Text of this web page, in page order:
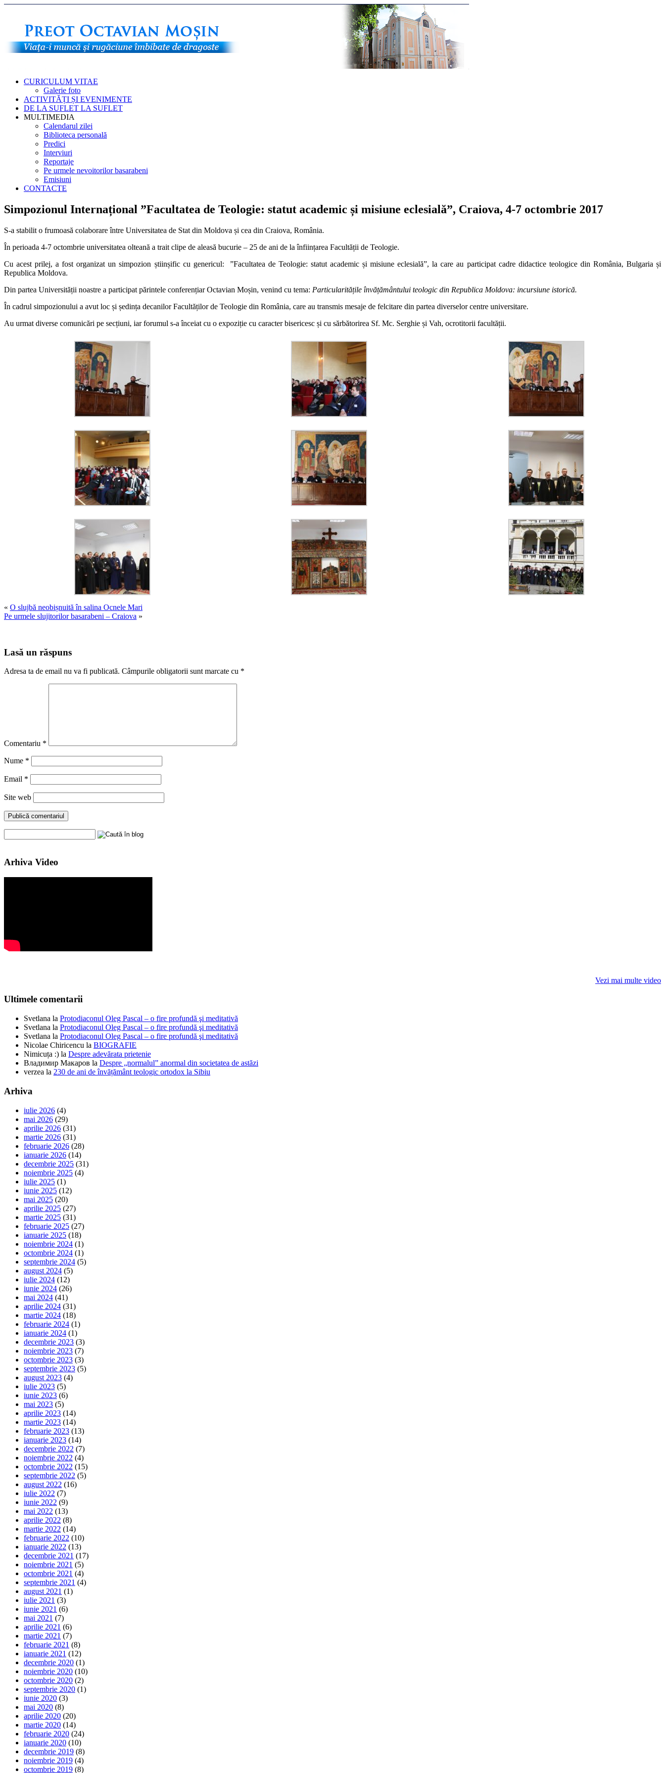
CURICULUM VITAE
Galerie foto
ACTIVITĂȚI ȘI EVENIMENTE
DE LA SUFLET LA SUFLET
MULTIMEDIA
Calendarul zilei
Biblioteca personală
Predici
Interviuri
Reportaje
Pe urmele nevoitorilor basarabeni
Emisiuni
CONTACTE
Simpozionul Internațional ”Facultatea de Teologie: statut academic și misiune eclesială”, Craiova, 4-7 octombrie 2017
S-a stabilit o frumoasă colaborare între Universitatea de Stat din Moldova și cea din Craiova, România.
În perioada 4-7 octombrie universitatea olteană a trait clipe de aleasă bucurie – 25 de ani de la înființarea Facultății de Teologie.
Cu acest prilej, a fost organizat un simpozion știinșific cu genericul: ”Facultatea de Teologie: statut academic și misiune eclesială”, la care au participat cadre didactice teologice din România, Bulgaria și
Republica Moldova.
Din partea Universității noastre a participat părintele conferențiar Octavian Moșin, venind cu tema: Particularitățile învățământului teologic din Republica Moldova: incursiune istorică.
În cadrul simpozionului a avut loc și ședința decanilor Facultăților de Teologie din România, care au transmis mesaje de felcitare din partea diverselor centre universitare.
Au urmat diverse comunicări pe secțiuni, iar forumul s-a înceiat cu o expoziție cu caracter bisericesc și cu sărbătorirea Sf. Mc. Serghie și Vah, ocrotitorii facultății.
« O slujbă neobișnuită în salina Ocnele Mari
Pe urmele slujitorilor basarabeni – Craiova »
Lasă un răspuns
Adresa ta de email nu va fi publicată. Câmpurile obligatorii sunt marcate cu *
Comentariu *
Nume *
Email *
Site web
Arhiva Video
Vezi mai multe video
Ultimele comentarii
Svetlana la Protodiaconul Oleg Pascal – o fire profundă şi meditativă
Svetlana la Protodiaconul Oleg Pascal – o fire profundă şi meditativă
Svetlana la Protodiaconul Oleg Pascal – o fire profundă şi meditativă
Nicolae Chiricencu la BIOGRAFIE
Nimicuța :) la Despre adevărata prietenie
Владимир Макаров la Despre „normalul” anormal din societatea de astăzi
verzea la 230 de ani de învățământ teologic ortodox la Sibiu
Arhiva
iulie 2026 (4)
mai 2026 (29)
aprilie 2026 (31)
martie 2026 (31)
februarie 2026 (28)
ianuarie 2026 (14)
decembrie 2025 (31)
noiembrie 2025 (4)
iulie 2025 (1)
iunie 2025 (12)
mai 2025 (20)
aprilie 2025 (27)
martie 2025 (31)
februarie 2025 (27)
ianuarie 2025 (18)
noiembrie 2024 (1)
octombrie 2024 (1)
septembrie 2024 (5)
august 2024 (5)
iulie 2024 (12)
iunie 2024 (26)
mai 2024 (41)
aprilie 2024 (31)
martie 2024 (18)
februarie 2024 (1)
ianuarie 2024 (1)
decembrie 2023 (3)
noiembrie 2023 (7)
octombrie 2023 (3)
septembrie 2023 (5)
august 2023 (4)
iulie 2023 (5)
iunie 2023 (6)
mai 2023 (5)
aprilie 2023 (14)
martie 2023 (14)
februarie 2023 (13)
ianuarie 2023 (14)
decembrie 2022 (7)
noiembrie 2022 (4)
octombrie 2022 (15)
septembrie 2022 (5)
august 2022 (16)
iulie 2022 (7)
iunie 2022 (9)
mai 2022 (13)
aprilie 2022 (8)
martie 2022 (14)
februarie 2022 (10)
ianuarie 2022 (13)
decembrie 2021 (17)
noiembrie 2021 (5)
octombrie 2021 (4)
septembrie 2021 (4)
august 2021 (1)
iulie 2021 (3)
iunie 2021 (6)
mai 2021 (7)
aprilie 2021 (6)
martie 2021 (7)
februarie 2021 (8)
ianuarie 2021 (12)
decembrie 2020 (1)
noiembrie 2020 (10)
octombrie 2020 (2)
septembrie 2020 (1)
iunie 2020 (3)
mai 2020 (8)
aprilie 2020 (20)
martie 2020 (14)
februarie 2020 (24)
ianuarie 2020 (10)
decembrie 2019 (8)
noiembrie 2019 (4)
octombrie 2019 (8)